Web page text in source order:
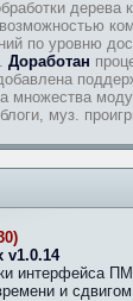
дерева
по уровню
Доработан
множества
муз.
v1.0.14
интерфейса
и